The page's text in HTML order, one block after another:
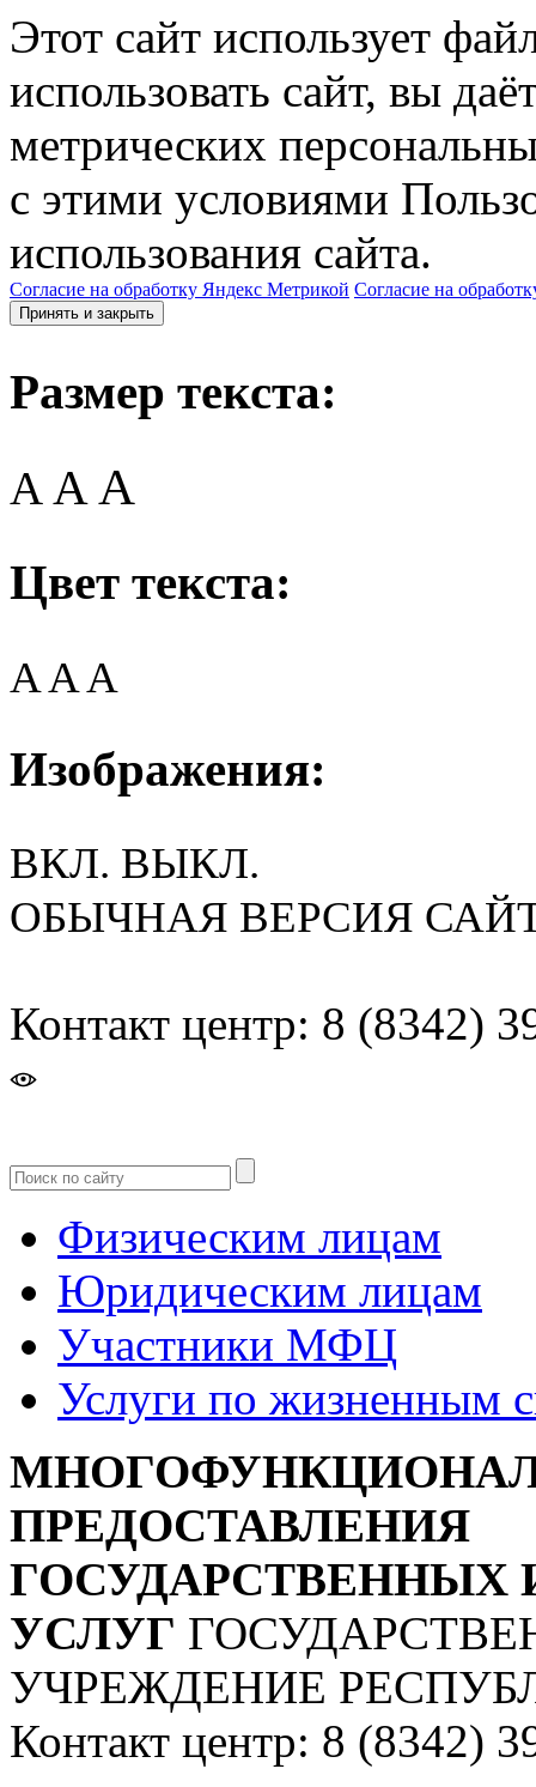
Этот сайт использует
использовать сайт, вы
метрических
с этими условиями
использования сайта.
Согласие на обработку Яндекс Метрикой Согласие на
Принять и закрыть
Размер текста:
A AA
Цвет текста:
AAA
Изображения:
ВКЛ. ВЫКЛ.
ОБЫЧНАЯ ВЕРСИЯ
Контакт центр: 8 (8342)
Физическим лицам
Юридическим лицам
Участники МФЦ
Услуги по жизненным
ПРЕДОСТАВЛЕНИЯ
УСЛУГ
УЧРЕЖДЕНИЕ
Контакт центр: 8 (8342)